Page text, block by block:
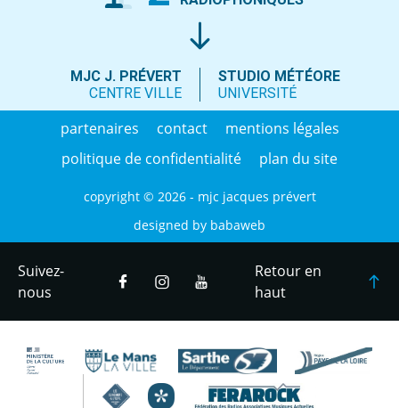
MJC J. PRÉVERT
CENTRE VILLE
STUDIO MÉTÉORE
UNIVERSITÉ
partenaires contact
mentions légales
politique de confidentialité
plan du site
copyright © 2026 - mjc jacques prévert
designed by babaweb
Suivez-
nous
Retour en
haut